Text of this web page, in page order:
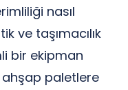
nasıl
ve taşımacılık
bir ekipman
ahşap paletlere